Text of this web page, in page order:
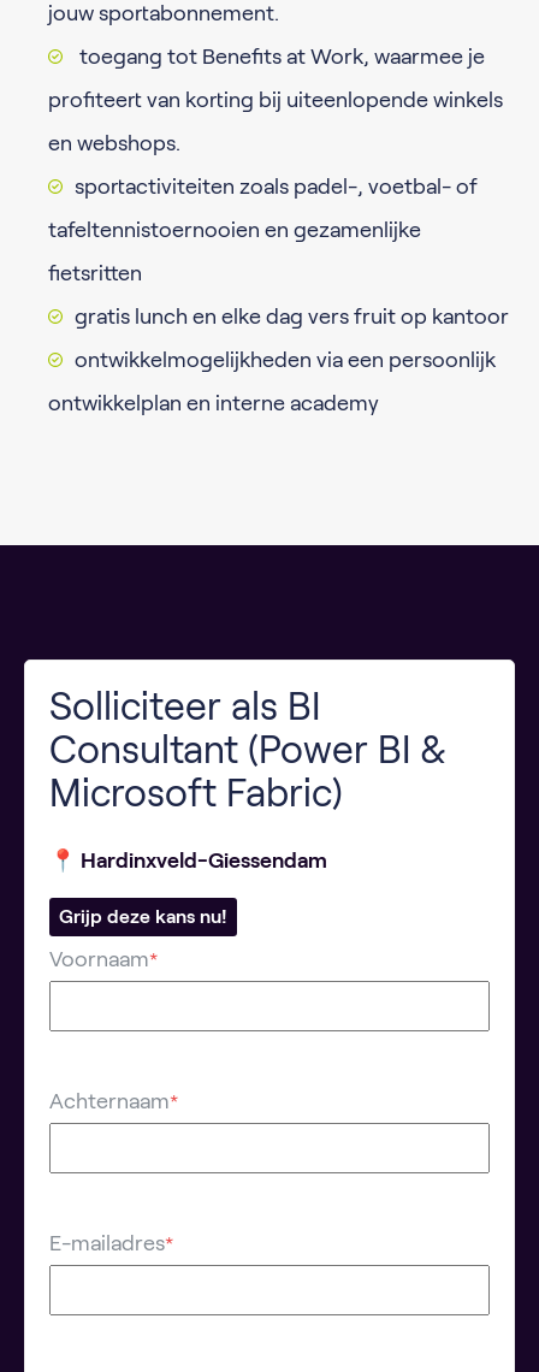
jouw sportabonnement.
toegang tot Benefits at Work, waarmee je
profiteert van korting bij uiteenlopende winkels
en webshops.
sportactiviteiten zoals padel-, voetbal- of
tafeltennistoernooien en gezamenlijke
fietsritten
gratis lunch en elke dag vers fruit op kantoor
ontwikkelmogelijkheden via een persoonlijk
ontwikkelplan en interne academy
Solliciteer als BI
Consultant (Power BI &
Microsoft Fabric)
📍 Hardinxveld-Giessendam
Grijp deze kans nu!
Voornaam*
Achternaam*
E-mailadres*